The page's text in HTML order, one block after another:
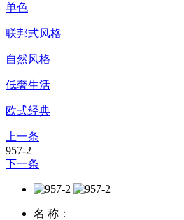
单色
联邦式风格
自然风格
低奢生活
欧式经典
上一条
957-2
下一条
名 称：